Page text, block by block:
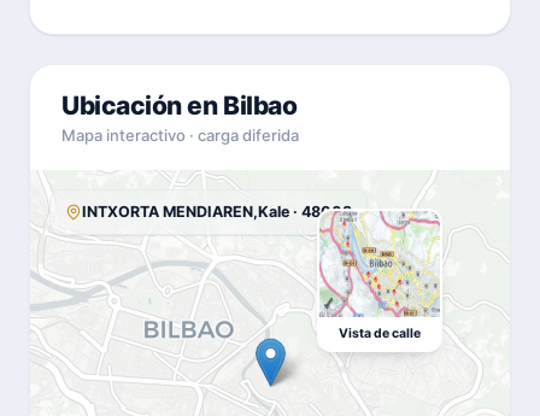
Ubicación en Bilbao
Mapa interactivo · carga diferida
INTXORTA MENDIAREN,Kale · 48003
Vista de calle